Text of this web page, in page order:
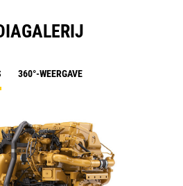
360°-WEERGAVE